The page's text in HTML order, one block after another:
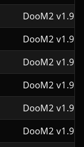
DooM2 v1.9f
DooM2 v1.9f
DooM2 v1.9f
DooM2 v1.9f
DooM2 v1.9f
DooM2 v1.9f